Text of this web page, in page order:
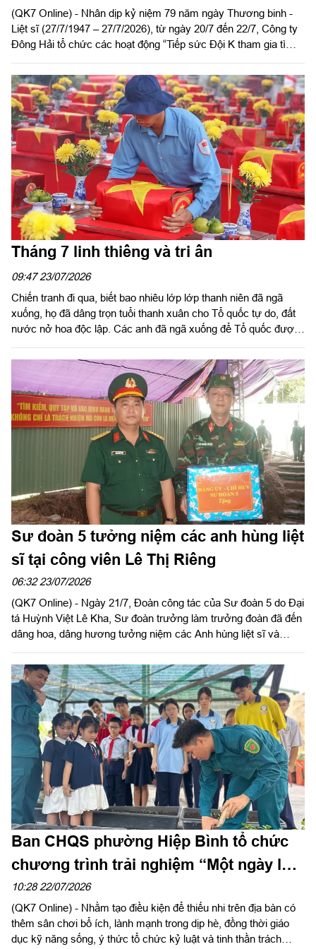
(QK7 Online) - Nhân dịp kỷ niệm 79 năm ngày Thương binh -
Liệt sĩ (27/7/1947 – 27/7/2026), từ ngày 20/7 đến 22/7, Công ty
Đông Hải tổ chức các hoạt động “Tiếp sức Đội K tham gia tìm
Thị Riêng; dâng hương viếng nghĩa trang liệt sĩ Thành phố Hồ
Chí Minh; thăm, tặng quà, động viên các gia đình chính sách,
Mẹ Việt Nam Anh hùng, Anh hùng Lực lượng vũ trang nhân dân
trên địa bàn Thành phố Hồ Chí Minh và tỉnh Tây Ninh.
Tháng 7 linh thiêng và tri ân
09:47 23/07/2026
Chiến tranh đi qua, biết bao nhiêu lớp lớp thanh niên đã ngã
xuống, họ đã dâng trọn tuổi thanh xuân cho Tổ quốc tự do, đất
nước nở hoa độc lập. Các anh đã ngã xuống để Tổ quốc được
Sư đoàn 5 tưởng niệm các anh hùng liệt
sĩ tại công viên Lê Thị Riêng
06:32 23/07/2026
(QK7 Online) - Ngày 21/7, Đoàn công tác của Sư đoàn 5 do Đại
tá Huỳnh Việt Lê Kha, Sư đoàn trưởng làm trưởng đoàn đã đến
dâng hoa, dâng hương tưởng niệm các Anh hùng liệt sĩ và
kiếm, quy tập, xác định danh tính hài cốt liệt sĩ tại Công viên Lê
Thị Riêng (phường Hòa Hưng, TP Hồ Chí Minh).
Ban CHQS phường Hiệp Bình tổ chức
chương trình trải nghiệm “Một ngày làm
chiến sĩ” năm 2026
10:28 22/07/2026
(QK7 Online) - Nhằm tạo điều kiện để thiếu nhi trên địa bàn có
thêm sân chơi bổ ích, lành mạnh trong dịp hè, đồng thời giáo
dục kỹ năng sống, ý thức tổ chức kỷ luật và tinh thần trách